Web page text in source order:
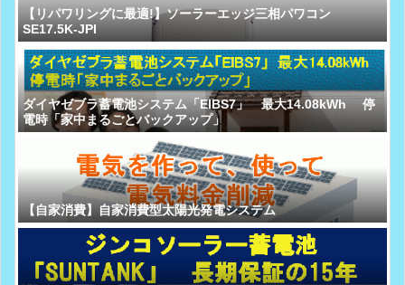
【リパワリングに最適!】ソーラーエッジ三相パワコン
SE17.5K-JPI
ダイヤゼブラ蓄電池システム「EIBS7」 最大14.08kWh 停
電時「家中まるごとバックアップ」
【自家消費】自家消費型太陽光発電システム